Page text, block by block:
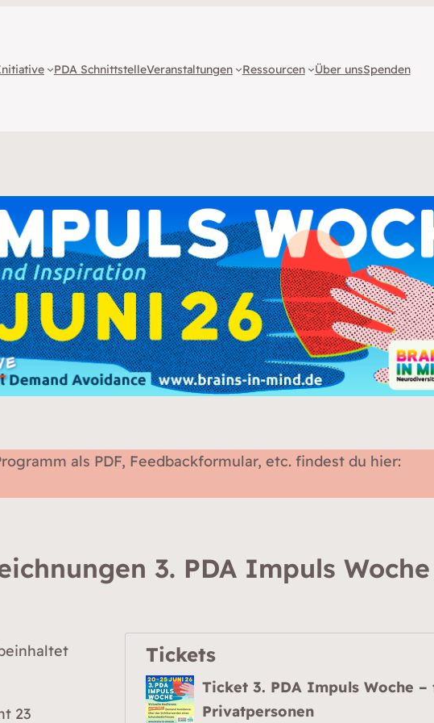
PDA SchnittstelleVeranstaltungen Ressourcen Über unsSpenden
als PDF, Feedbackformular, etc. findest du hier:
3. PDA Impuls Woche
23
Tickets
Ticket 3. PDA Impuls Woche –
Privatpersonen